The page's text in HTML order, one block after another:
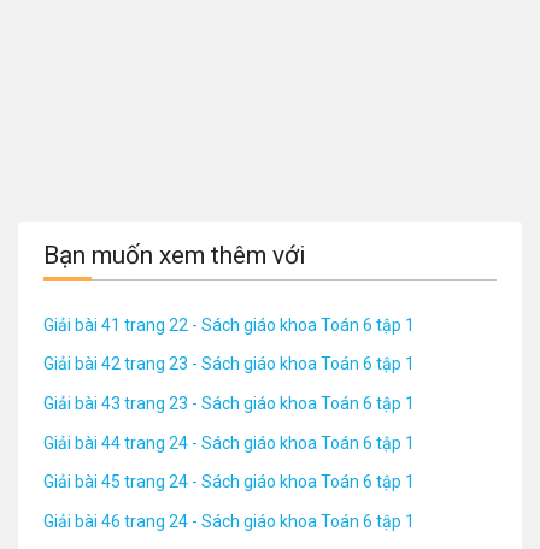
Bạn muốn xem thêm với
Giải bài 41 trang 22 - Sách giáo khoa Toán 6 tập 1
Giải bài 42 trang 23 - Sách giáo khoa Toán 6 tập 1
Giải bài 43 trang 23 - Sách giáo khoa Toán 6 tập 1
Giải bài 44 trang 24 - Sách giáo khoa Toán 6 tập 1
Giải bài 45 trang 24 - Sách giáo khoa Toán 6 tập 1
Giải bài 46 trang 24 - Sách giáo khoa Toán 6 tập 1